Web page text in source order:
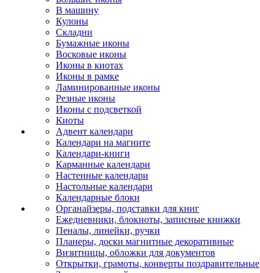
В машину
Кулоны
Складни
Бумажные иконы
Восковые иконы
Иконы в киотах
Иконы в рамке
Ламинированные иконы
Резные иконы
Иконы с подсветкой
Киоты
Адвент календари
Календари на магните
Календари-книги
Карманные календари
Настенные календари
Настольные календари
Календарные блоки
Органайзеры, подставки для книг
Ежедневники, блокноты, записные книжки
Пеналы, линейки, ручки
Планеры, доски магнитные декоративные
Визитницы, обложки для документов
Открытки, грамоты, конверты поздравительные